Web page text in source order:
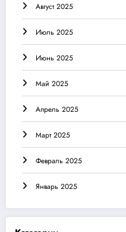
Август 2025
Июль 2025
Июнь 2025
Май 2025
Апрель 2025
Март 2025
Февраль 2025
Январь 2025